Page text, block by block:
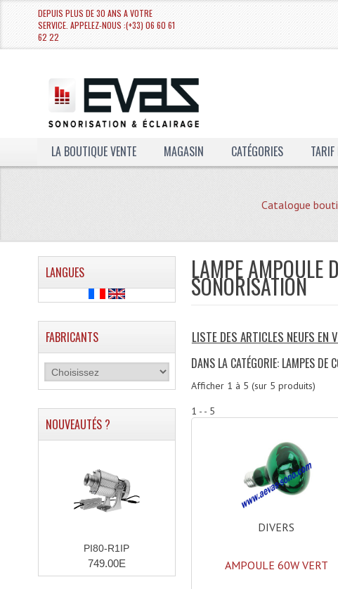
DEPUIS PLUS DE 30 ANS A VOTRE
SERVICE. APPELEZ-NOUS :(+33) 06 60 61
62 22
LA BOUTIQUE VENTE MAGASIN CATÉGORIES TARIF
Catalogue
LAMPE AMPOULE
SONORISATION
LISTE DES ARTICLES NEUFS EN
DANS LA CATÉGORIE: LAMPES DE
Afficher 1 à 5 (sur 5 produits)
1 - - 5
DIVERS
AMPOULE 60W VERT
LANGUES
FABRICANTS
NOUVEAUTÉS ?
PI80-R1IP
749.00E